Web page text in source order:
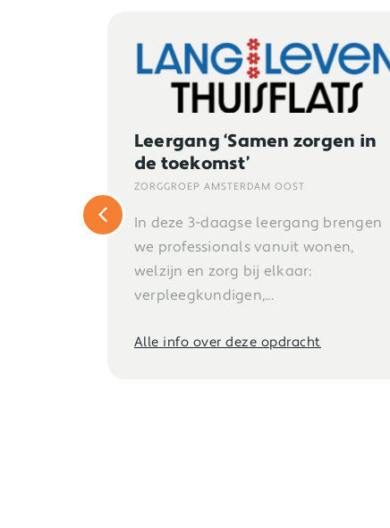
Trainer Positieve Gezondheid
REOS / HADOKS
Afgelopen weken zijn we begonnen
praktijkondersteuners en
doktersassistenten in het...
Alle info over deze opdracht